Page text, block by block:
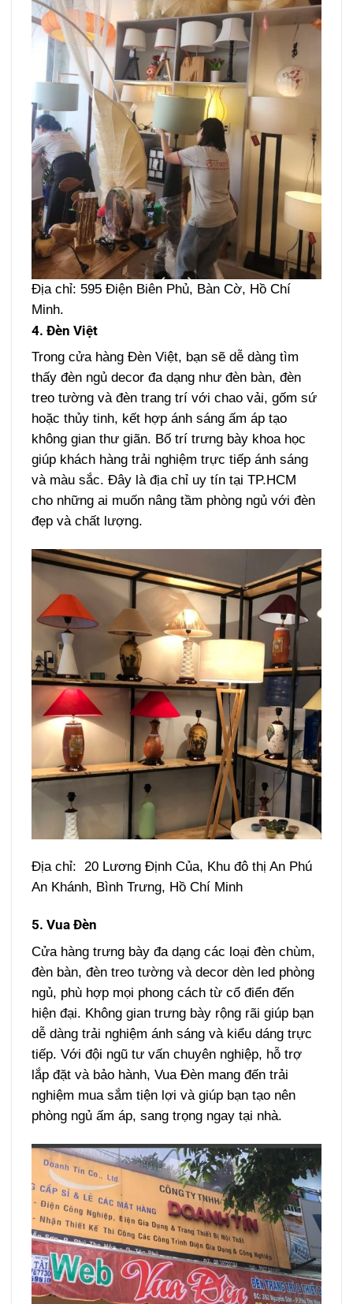
Địa chỉ: 595 Điện Biên Phủ, Bàn Cờ, Hồ Chí
Minh.
4. Đèn Việt
Trong cửa hàng Đèn Việt, bạn sẽ dễ dàng tìm
thấy đèn ngủ decor đa dạng như đèn bàn, đèn
treo tường và đèn trang trí với chao vải, gốm sứ
hoặc thủy tinh, kết hợp ánh sáng ấm áp tạo
không gian thư giãn. Bố trí trưng bày khoa học
giúp khách hàng trải nghiệm trực tiếp ánh sáng
và màu sắc. Đây là địa chỉ uy tín tại TP.HCM
cho những ai muốn nâng tầm phòng ngủ với đèn
đẹp và chất lượng.
Địa chỉ: 20 Lương Định Của, Khu đô thị An Phú
An Khánh, Bình Trưng, Hồ Chí Minh
5. Vua Đèn
Cửa hàng trưng bày đa dạng các loại đèn chùm,
đèn bàn, đèn treo tường và decor dèn led phòng
ngủ, phù hợp mọi phong cách từ cổ điển đến
hiện đại. Không gian trưng bày rộng rãi giúp bạn
dễ dàng trải nghiệm ánh sáng và kiểu dáng trực
tiếp. Với đội ngũ tư vấn chuyên nghiệp, hỗ trợ
lắp đặt và bảo hành, Vua Đèn mang đến trải
nghiệm mua sắm tiện lợi và giúp bạn tạo nên
phòng ngủ ấm áp, sang trọng ngay tại nhà.